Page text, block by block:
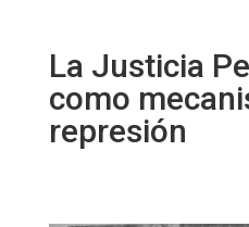
La Justicia
como
represión